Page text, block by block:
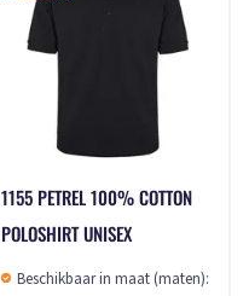
1155 PETREL 100% COTTON
POLOSHIRT UNISEX
Beschikbaar in maat (maten):